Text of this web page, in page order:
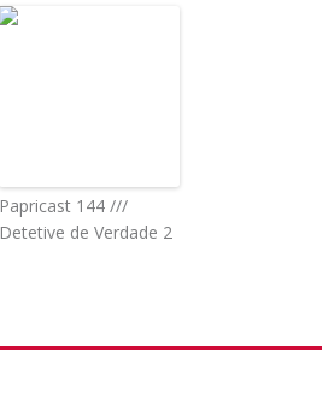
Papricast 144 ///
Detetive de Verdade 2